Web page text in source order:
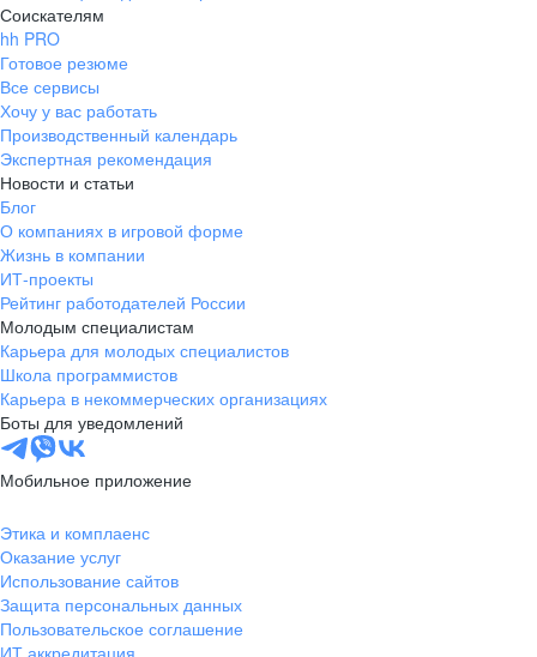
Соискателям
hh PRO
Готовое резюме
Все сервисы
Хочу у вас работать
Производственный календарь
Экспертная рекомендация
Новости и статьи
Блог
О компаниях в игровой форме
Жизнь в компании
ИТ-проекты
Рейтинг работодателей России
Молодым специалистам
Карьера для молодых специалистов
Школа программистов
Карьера в некоммерческих организациях
Боты для уведомлений
Мобильное приложение
Этика и комплаенс
Оказание услуг
Использование сайтов
Защита персональных данных
Пользовательское соглашение